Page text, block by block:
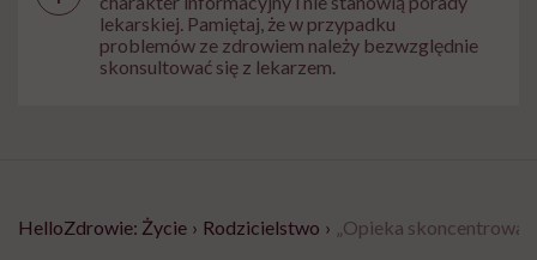
lekarskiej. Pamiętaj, że w przypadku
problemów ze zdrowiem należy bezwzględnie
skonsultować się z lekarzem.
HelloZdrowie: Życie › Rodzicielstwo › „Opieka